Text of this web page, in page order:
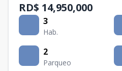
RD$ 14,950,000
3
Hab.
2
Parqueo